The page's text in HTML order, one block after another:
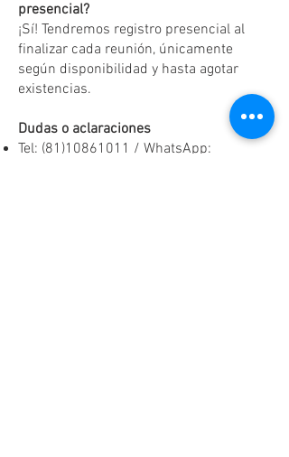
presencial?
¡Sí! Tendremos registro presencial al
finalizar cada reunión, únicamente
según disponibilidad y hasta agotar
existencias.
Dudas o aclaraciones
Tel: (81)10861011 / WhatsApp: